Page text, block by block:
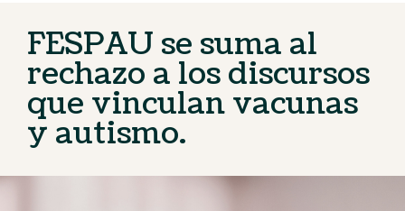
FESPAU se suma al
rechazo a los discursos
que vinculan vacunas
y autismo.